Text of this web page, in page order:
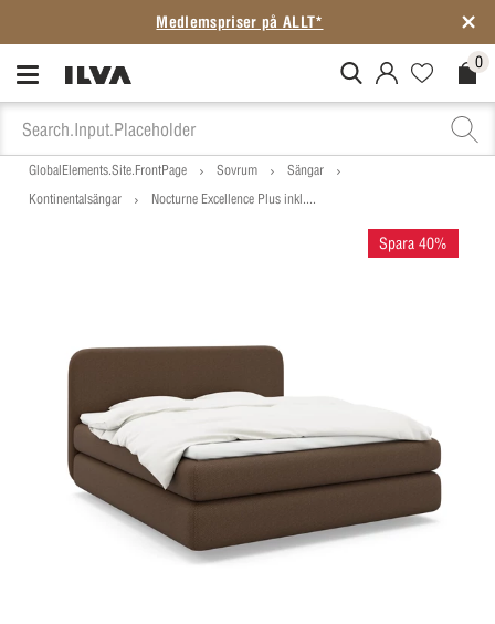
Medlemspriser på ALLT*
MitIlva.Login 0
GlobalElements.Site.FrontPage Sovrum
Sängar
Kontinentalsängar
Nocturne Excellence Plus inkl....
Spara 40%